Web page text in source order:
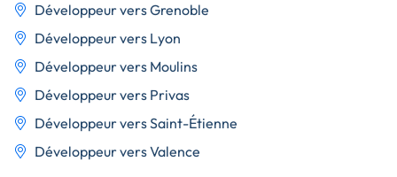
Développeur vers Grenoble
Développeur vers Lyon
Développeur vers Moulins
Développeur vers Privas
Développeur vers Saint-Étienne
Développeur vers Valence